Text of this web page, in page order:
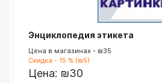
Энциклопедия этикета
Цена в магазинах - ₪35
Скидка - 15 % (₪5)
Цена: ₪30